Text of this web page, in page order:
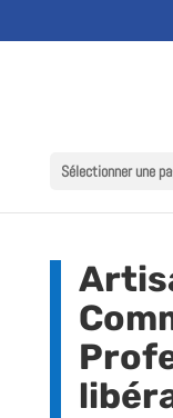
Sélectionner une